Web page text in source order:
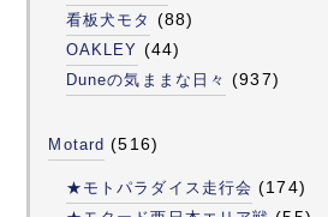
看板犬モタ (88)
OAKLEY (44)
Duneの気ままな日々 (937)
Motard (516)
★モトパラダイス走行会 (174)